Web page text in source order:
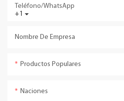
+1
Teléfono/WhatsApp
Nombre De Empresa
Productos Populares
Naciones